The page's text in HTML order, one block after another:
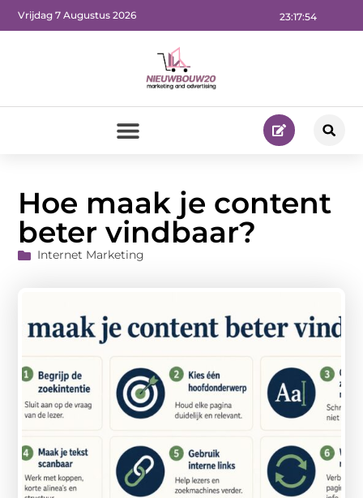
23:17:55
Vrijdag 7 Augustus 2026
Hoe maak je content
beter vindbaar?
Internet Marketing